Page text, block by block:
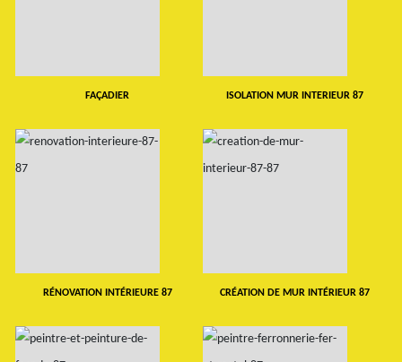
FAÇADIER ISOLATION MUR INTERIEUR 87
RÉNOVATION INTÉRIEURE 87 CRÉATION DE MUR INTÉRIEUR 87